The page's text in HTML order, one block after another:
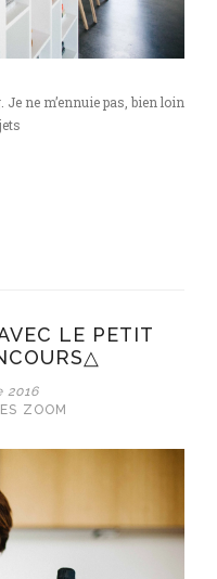
Je ne m’ennuie pas, bien loin
LE PETIT
2016
ZOOM